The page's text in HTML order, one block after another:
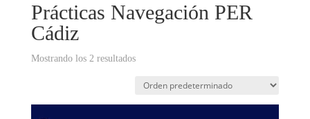
Prácticas Navegación PER
Cádiz
Mostrando los 2 resultados